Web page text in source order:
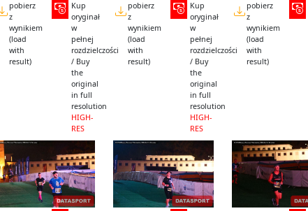
pobierz
z
wynikiem
(load
with
result)
Kup
oryginał
w
pełnej
rozdzielczości
/ Buy
the
original
in full
resolution
HIGH-
RES
pobierz
z
wynikiem
(load
with
result)
Kup
oryginał
w
pełnej
rozdzielczości
/ Buy
the
original
in full
resolution
HIGH-
RES
pobierz
z
wynikiem
(load
with
result)